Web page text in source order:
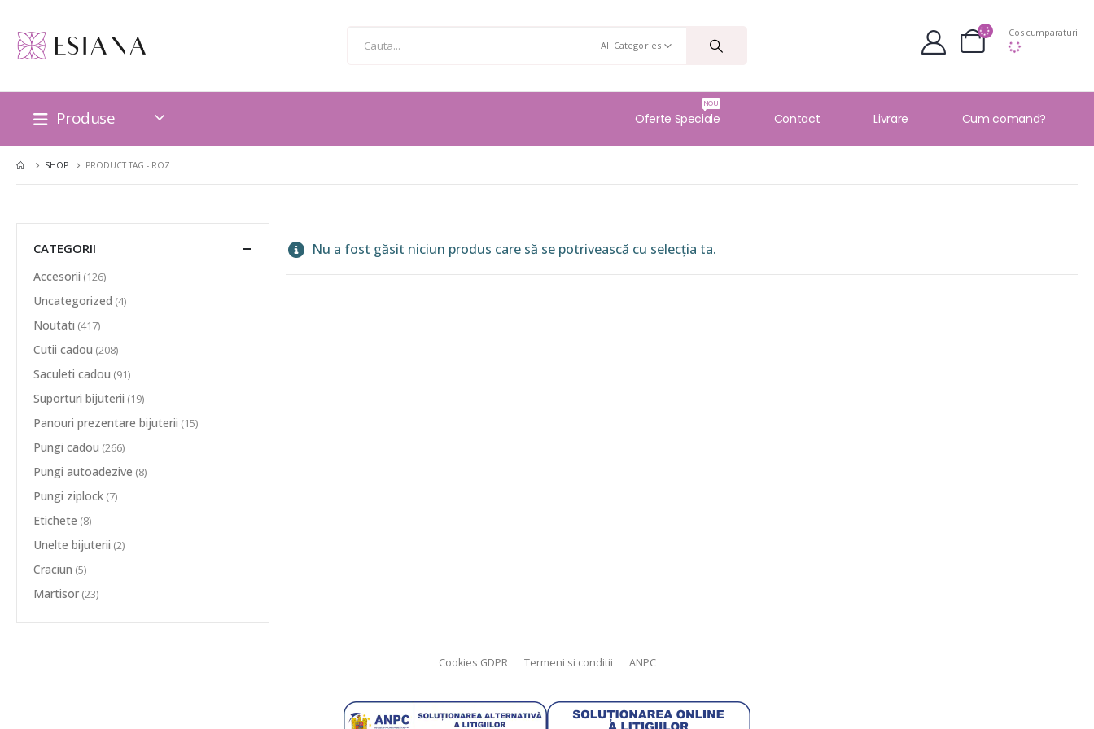
All Categories
Cos cumparaturi
Produse Oferte Speciale
NOU
Contact Livrare Cum comand?
SHOP PRODUCT TAG - ROZ
Nu a fost găsit niciun produs care să se potrivească cu selecția ta.
CATEGORII
Accesorii (126)
Uncategorized (4)
Noutati (417)
Cutii cadou (208)
Saculeti cadou (91)
Suporturi bijuterii (19)
Panouri prezentare bijuterii (15)
Pungi cadou (266)
Pungi autoadezive (8)
Pungi ziplock (7)
Etichete (8)
Unelte bijuterii (2)
Craciun (5)
Martisor (23)
Cookies GDPR Termeni si conditii ANPC